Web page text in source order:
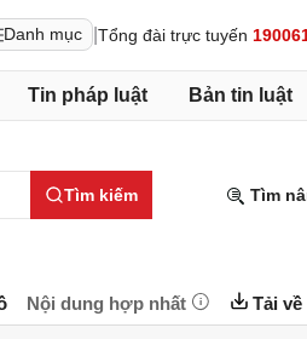
Danh mục Tổng đài trực tuyến
Tin pháp luật Bản tin luật
Tìm kiếm Tìm
Nội dung hợp nhất Tải về